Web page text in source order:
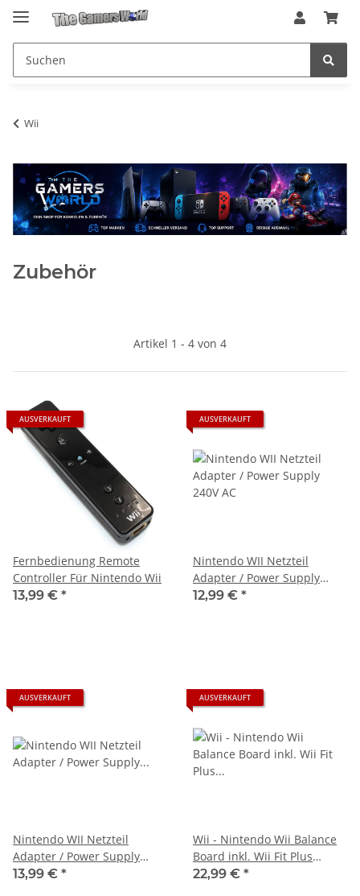
Wii
Zubehör
Artikel 1 - 4 von 4
AUSVERKAUFT
Fernbedienung Remote
Controller Für Nintendo Wii
13,99 € *
AUSVERKAUFT
Nintendo WII Netzteil
Adapter / Power Supply
240V AC
12,99 € *
AUSVERKAUFT
Nintendo WII Netzteil
Adapter / Power Supply
Universal-100 - 240V AC
13,99 € *
AUSVERKAUFT
Wii - Nintendo Wii Balance
Board inkl. Wii Fit Plus
gebraucht
22,99 € *